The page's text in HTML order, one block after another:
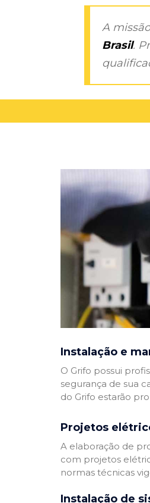
A
Brasil.
Instalação e
O Grifo possui
segurança de sua
do Grifo estarão
Projetos
A elaboração de
com projetos
normas técnicas
Instalação de